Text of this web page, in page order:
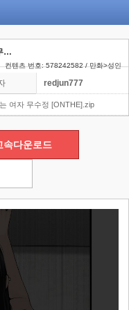
[번역] 코인노래방 든 주면 0주는 여자 무수정 [ONTHE]
컨텐츠 번호: 578242582 / 만화>성인
redjun777
여자 무수정 [ONTHE].zip
속다운로드